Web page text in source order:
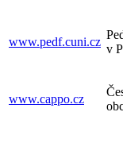
www.pedf.cuni.cz
v
www.cappo.cz